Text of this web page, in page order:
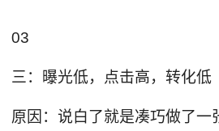
03
三：曝光低，点击高，转化低
原因：说白了就是凑巧做了一